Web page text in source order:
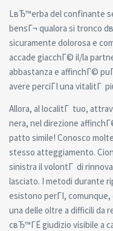
LвЂ™erba del confinante
bensГ¬ qualora si tronco
sicuramente dolorosa e
accade giacchГ© il/la
abbastanza e affinchГ©
avere perciГІ una vitalitГ
Allora, al localitГ tuo,
nera, nel direzione
patto simile! Conosco
stesso atteggiamento.
sinistra il volontГ di
lasciato. I metodi durante
esistono perГІ,
una delle oltre a difficili da
cвЂ™ГЁ giudizio visibile a